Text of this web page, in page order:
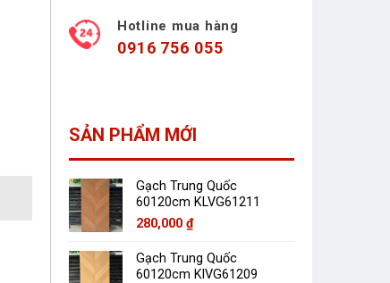
Hotline mua hàng
0916 756 055
SẢN PHẨM MỚI
Gạch Trung Quốc
60120cm KLVG61211
280,000 ₫
Gạch Trung Quốc
60120cm KlVG61209